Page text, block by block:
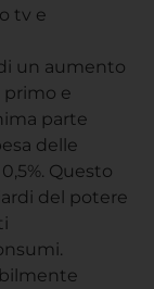
tv e
un aumento
primo e
parte
delle
Questo
del potere